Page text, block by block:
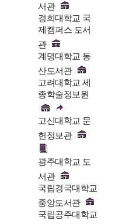
서관
경희대학교 국
제캠퍼스 도서
관
계명대학교 동
산도서관
고려대학교 세
종학술정보원
고신대학교 문
헌정보관
광주대학교 도
서관
국립경국대학교
중앙도서관
국립공주대학교